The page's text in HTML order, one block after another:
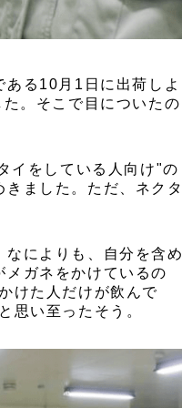
る10月1日に出荷しよ
。そこで目についたの
イをしている人向け"の
ました。ただ、ネクタ
なによりも、自分を含め
ガネをかけているの
けた人だけが飲んで
思い至ったそう。